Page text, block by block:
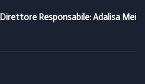
Direttore Responsabile: Adalisa Mei